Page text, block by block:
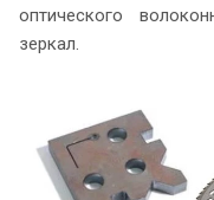
оптического
зеркал.